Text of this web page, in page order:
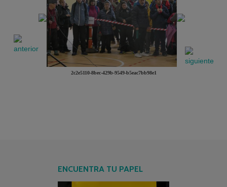
2c2e5110-8bec-429b-9549-b5eac7bb98e1
ENCUENTRA TU PAPEL